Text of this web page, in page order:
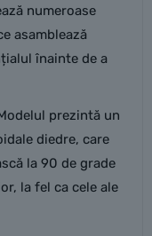
numeroase
asamblează
înainte de a
prezintă un
diedre, care
la 90 de grade
la fel ca cele ale